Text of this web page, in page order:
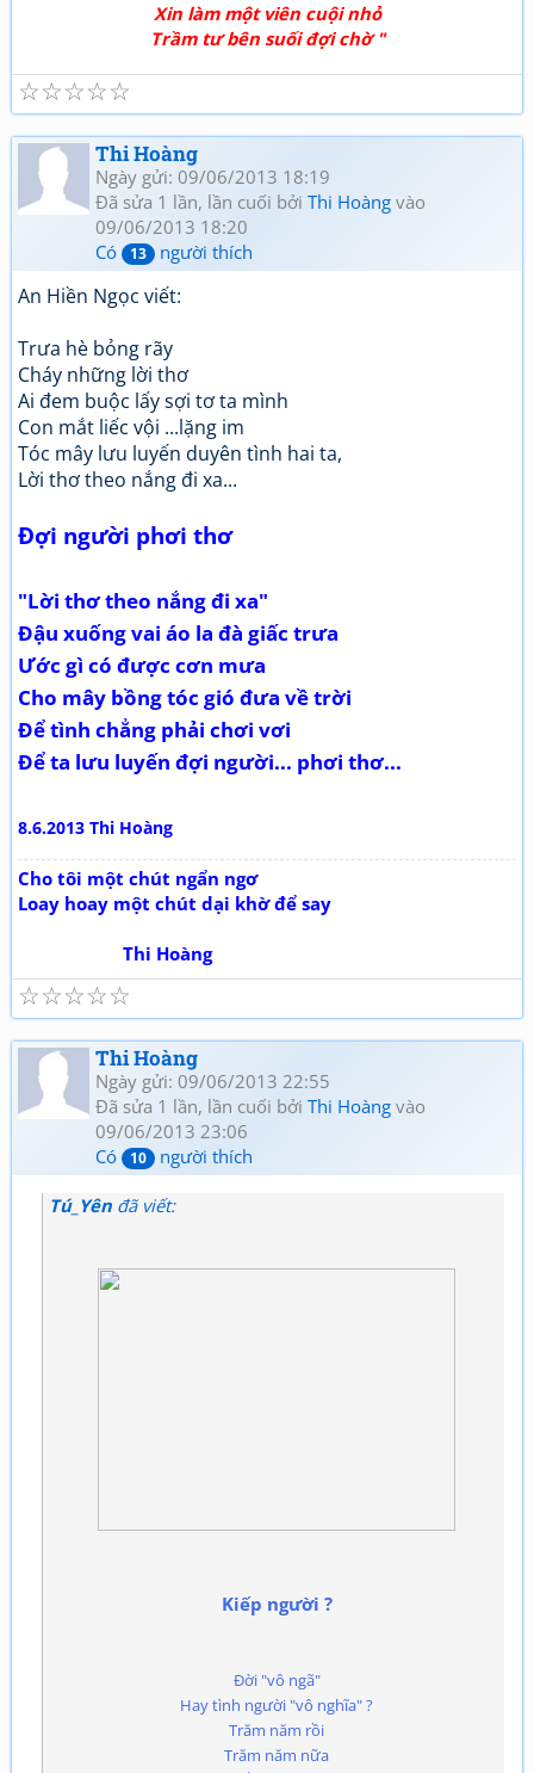
Xin làm một viên cuội nhỏ
Trầm tư bên suối đợi chờ "
☆
☆
☆
☆
☆
Thi Hoàng
Ngày gửi: 09/06/2013 18:19
Đã sửa 1 lần, lần cuối bởi Thi Hoàng vào
09/06/2013 18:20
Có
13 người thích
An Hiền Ngọc viết:
Trưa hè bỏng rãy
Cháy những lời thơ
Ai đem buộc lấy sợi tơ ta mình
Con mắt liếc vội ...lặng im
Tóc mây lưu luyến duyên tình hai ta,
Lời thơ theo nắng đi xa...
Đợi người phơi thơ
"Lời thơ theo nắng đi xa"
Đậu xuống vai áo la đà giấc trưa
Ước gì có được cơn mưa
Cho mây bồng tóc gió đưa về trời
Để tình chẳng phải chơi vơi
Để ta lưu luyến đợi người... phơi thơ...
8.6.2013 Thi Hoàng
Cho tôi một chút ngẩn ngơ
Loay hoay một chút dại khờ để say
Thi Hoàng
☆
☆
☆
☆
☆
Thi Hoàng
Ngày gửi: 09/06/2013 22:55
Đã sửa 1 lần, lần cuối bởi Thi Hoàng vào
09/06/2013 23:06
Có
10 người thích
Tú_Yên đã viết:
Kiếp người ?
Đời "vô ngã"
Hay tình người "vô nghĩa" ?
Trăm năm rồi
Trăm năm nữa